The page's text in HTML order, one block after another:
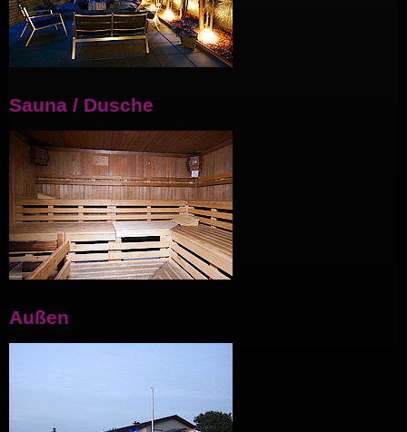
Sauna / Dusche
Außen